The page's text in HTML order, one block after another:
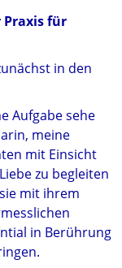
Praxis für
in den
Aufgabe sehe
meine
mit Einsicht
zu begleiten
mit ihrem
in Berührung